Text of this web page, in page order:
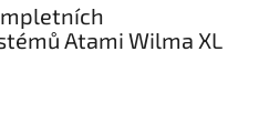
Atami Wilma XL